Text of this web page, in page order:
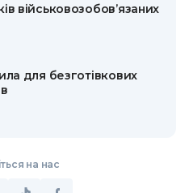
військовозобов’язаних
для безготівкових
на нас